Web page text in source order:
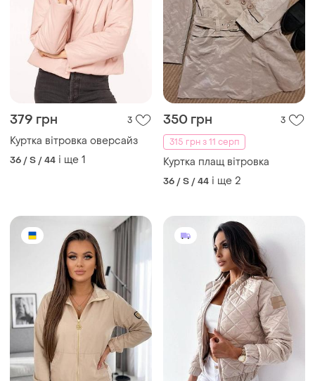
379 грн 3
Куртка вітровка оверсайз
36 / S / 44 і ще 1
350 грн
3
315 грн з 11 серп
Куртка плащ вітровка
36 / S / 44 і ще 2